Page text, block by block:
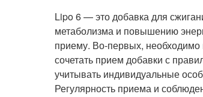
Lipo 6 — это добавка для
метаболизма и повышению
приему. Во-первых,
сочетать прием добавки с
учитывать индивидуальные
Регулярность приема и